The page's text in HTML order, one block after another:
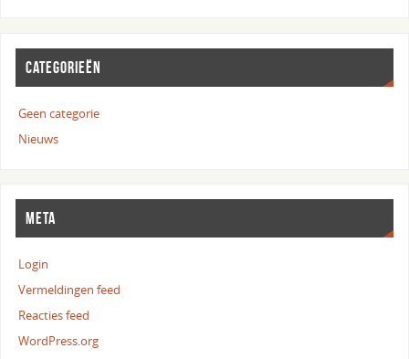
CATEGORIEËN
Geen categorie
Nieuws
META
Login
Vermeldingen feed
Reacties feed
WordPress.org